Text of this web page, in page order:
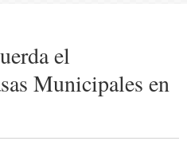
el
Municipales en